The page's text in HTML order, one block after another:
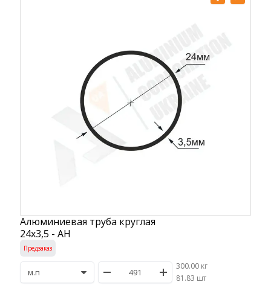
Алюминиевая труба круглая
24х3,5 - АН
Предзаказ
300.00 кг
/81.83 шт